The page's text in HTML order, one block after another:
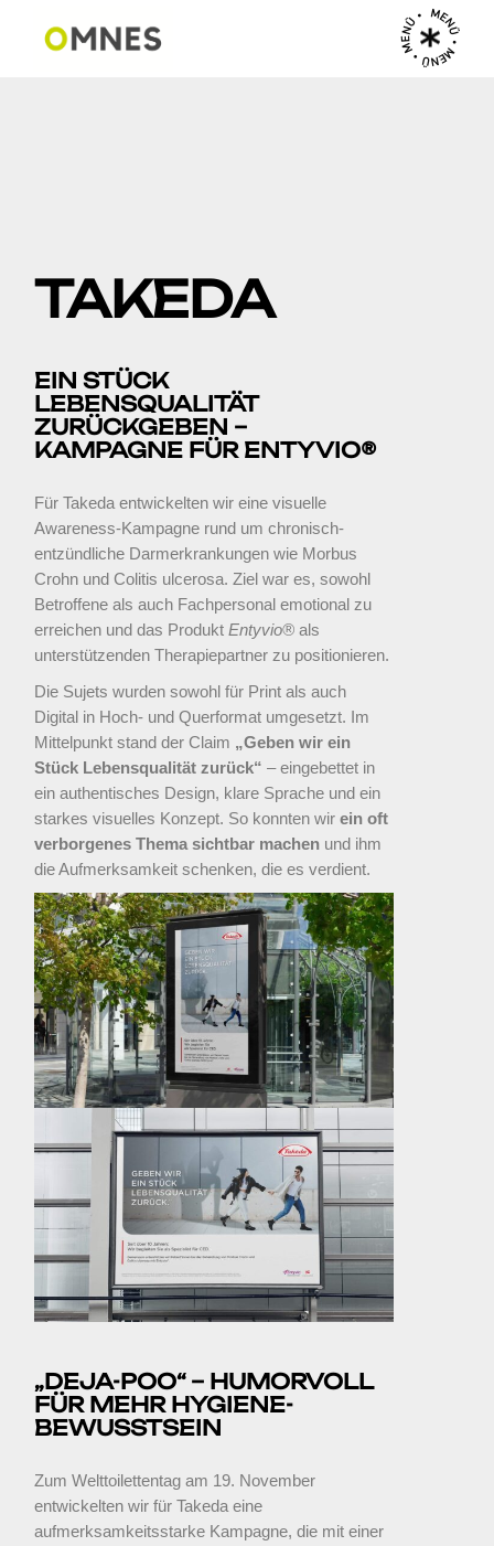
MENÜ • MENÜ • MENÜ •
TAKEDA
EIN STÜCK
LEBENSQUALITÄT
ZURÜCKGEBEN –
KAMPAGNE FÜR ENTYVIO®
Für Takeda entwickelten wir eine visuelle
Awareness-Kampagne rund um chronisch-
entzündliche Darmerkrankungen wie Morbus
Crohn und Colitis ulcerosa. Ziel war es, sowohl
Betroffene als auch Fachpersonal emotional zu
erreichen und das ProduktEntyvio® als
unterstützenden Therapiepartner zu positionieren.
Die Sujets wurden sowohl für Print als auch
Digital in Hoch- und Querformat umgesetzt. Im
Mittelpunkt stand der Claim „Geben wir ein
Stück Lebensqualität zurück“– eingebettet in
ein authentisches Design, klare Sprache und ein
starkes visuelles Konzept. So konnten wirein oft
verborgenes Thema sichtbar machen und ihm
die Aufmerksamkeit schenken, die es verdient.
„DEJA-POO“ – HUMORVOLL
FÜR MEHR HYGIENE-
BEWUSSTSEIN
Zum Welttoilettentag am 19. November
entwickelten wir für Takeda eine
aufmerksamkeitsstarke Kampagne, die mit einer